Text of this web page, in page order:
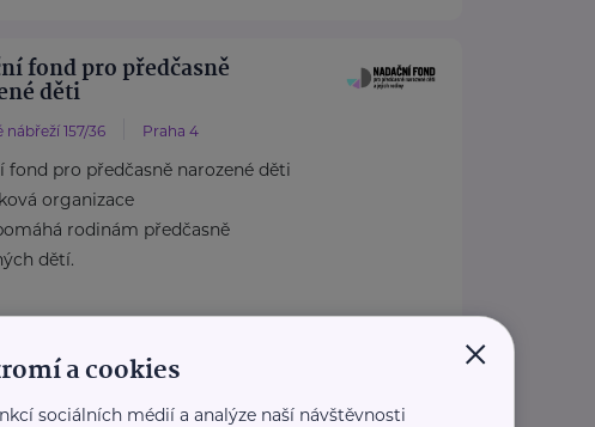
fond pro předčasně
děti
nábřeží 157/36 Praha 4
fond pro předčasně narozené děti
organizace
rodinám předčasně
dětí.
561 207
×
a cookies
sociálních médií a analýze naší návštěvnosti